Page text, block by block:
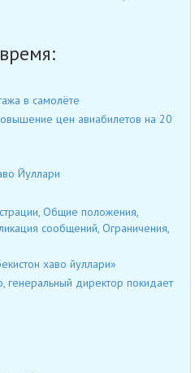
в самолёте
цен авиабилетов на 20
Йуллари
Общие положения,
сообщений, Ограничения,
хаво йуллари»
генеральный директор покидает